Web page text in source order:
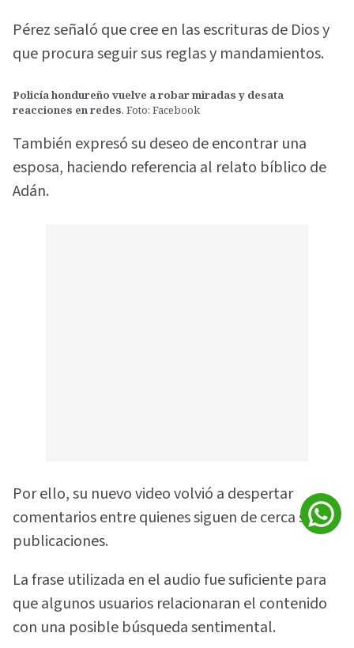
Pérez señaló que cree en las escrituras de Dios y
que procura seguir sus reglas y mandamientos.
Policía hondureño vuelve a robar miradas y desata
reacciones en redes. Foto: Facebook
También expresó su deseo de encontrar una
esposa, haciendo referencia al relato bíblico de
Adán.
Por ello, su nuevo video volvió a despertar
comentarios entre quienes siguen de cerca sus
publicaciones.
La frase utilizada en el audio fue suficiente para
que algunos usuarios relacionaran el contenido
con una posible búsqueda sentimental.